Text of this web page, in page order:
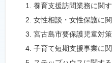
養育支援訪問業務に関す
女性相談・女性保護に関
宮古島市要保護児童対
子育て短期支援事業に関